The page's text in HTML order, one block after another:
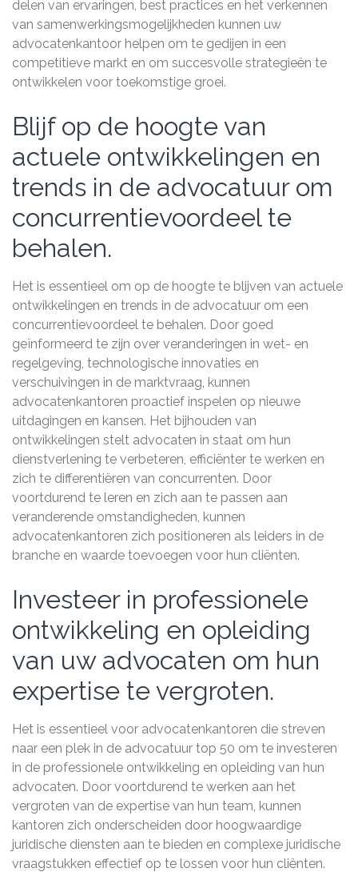
delen van ervaringen, best practices en het verkennen
van samenwerkingsmogelijkheden kunnen uw
advocatenkantoor helpen om te gedijen in een
competitieve markt en om succesvolle strategieën te
ontwikkelen voor toekomstige groei.
Blijf op de hoogte van
actuele ontwikkelingen en
trends in de advocatuur om
concurrentievoordeel te
behalen.
Het is essentieel om op de hoogte te blijven van actuele
ontwikkelingen en trends in de advocatuur om een
concurrentievoordeel te behalen. Door goed
geïnformeerd te zijn over veranderingen in wet- en
regelgeving, technologische innovaties en
verschuivingen in de marktvraag, kunnen
advocatenkantoren proactief inspelen op nieuwe
uitdagingen en kansen. Het bijhouden van
ontwikkelingen stelt advocaten in staat om hun
dienstverlening te verbeteren, efficiënter te werken en
zich te differentiëren van concurrenten. Door
voortdurend te leren en zich aan te passen aan
veranderende omstandigheden, kunnen
advocatenkantoren zich positioneren als leiders in de
branche en waarde toevoegen voor hun cliënten.
Investeer in professionele
ontwikkeling en opleiding
van uw advocaten om hun
expertise te vergroten.
Het is essentieel voor advocatenkantoren die streven
naar een plek in de advocatuur top 50 om te investeren
in de professionele ontwikkeling en opleiding van hun
advocaten. Door voortdurend te werken aan het
vergroten van de expertise van hun team, kunnen
kantoren zich onderscheiden door hoogwaardige
juridische diensten aan te bieden en complexe juridische
vraagstukken effectief op te lossen voor hun cliënten.